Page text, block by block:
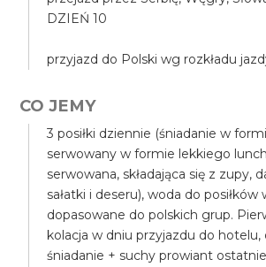
DZIEŃ 10
przyjazd do Polski wg rozkładu
CO JEMY
3 posiłki dziennie (śniadanie w
serwowany w formie lekkiego
serwowana, składająca się z zupy,
sałatki i deseru), woda do
dopasowane do polskich grup.
kolacja w dniu przyjazdu do hotelu,
śniadanie + suchy prowiant